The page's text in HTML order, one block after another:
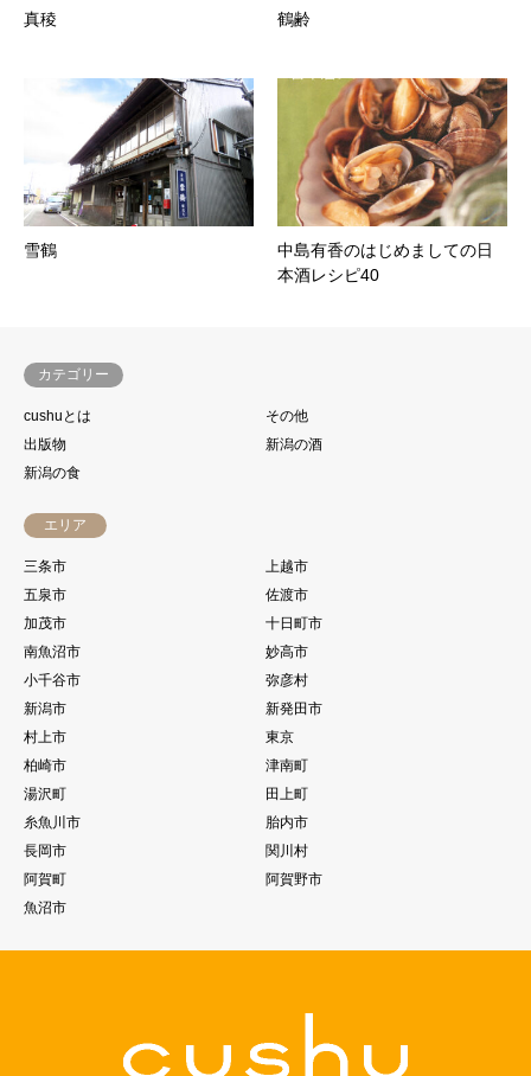
真稜 鶴齢
雪鶴
中島有香のはじめましての日
本酒レシピ40
カテゴリー
cushuとは
その他
出版物
新潟の酒
新潟の食
エリア
三条市
上越市
五泉市
佐渡市
加茂市
十日町市
南魚沼市
妙高市
小千谷市
弥彦村
新潟市
新発田市
村上市
東京
柏崎市
津南町
湯沢町
田上町
糸魚川市
胎内市
長岡市
関川村
阿賀町
阿賀野市
魚沼市